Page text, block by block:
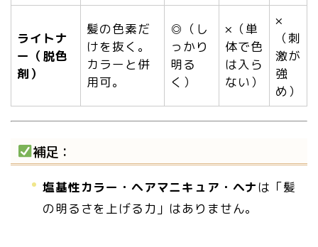
ライトナ
ー（脱色
剤）
髪の色素だ
けを抜く。
カラーと併
用可。
◎（し
っかり
明る
く）
×（単
体で色
は入ら
ない）
×
（刺
激が
強
め）
補足：
塩基性カラー・ヘアマニキュア・ヘナは「髪
の明るさを上げる力」はありません。